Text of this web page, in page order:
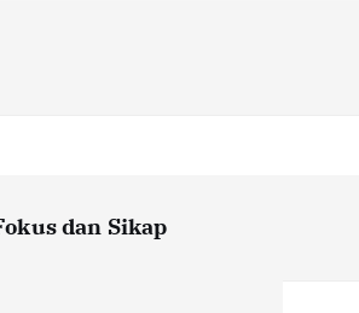
dan Sikap